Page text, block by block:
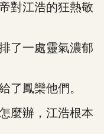
江浩的狂熱敬
一處靈氣濃郁
鳳欒他們。
辦，江浩根本